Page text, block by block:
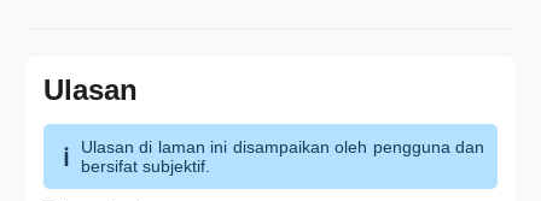
Ulasan
Ulasan di laman ini disampaikan oleh pengguna dan
bersifat subjektif.